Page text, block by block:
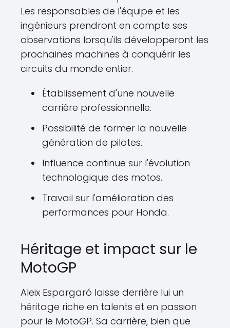
Les responsables de l'équipe et les
ingénieurs prendront en compte ses
observations lorsqu'ils développeront les
prochaines machines à conquérir les
circuits du monde entier.
Établissement d'une nouvelle
carrière professionnelle.
Possibilité de former la nouvelle
génération de pilotes.
Influence continue sur l'évolution
technologique des motos.
Travail sur l'amélioration des
performances pour Honda.
Héritage et impact sur le
MotoGP
Aleix Espargaró laisse derrière lui un
héritage riche en talents et en passion
pour le MotoGP. Sa carrière, bien que